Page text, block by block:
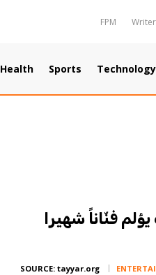
FPM
Health Sports Technology
فنّاناً شهيرا
SOURCE:tayyar.org